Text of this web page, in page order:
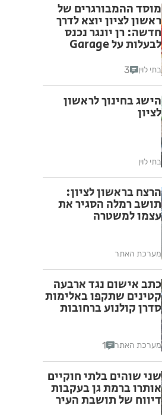
מוסד ההמבורגרים של
ראשון לציון יוצא לדרך
חדשה: רן יונגר נכנס
לבעלות על Garage
בתי לוין 3
הישג בחינוך לראשון
לציון
בתי לוין
הרצח בראשון לציון:
תושב רמלה הסגיר את
עצמו למשטרה
מערכת האתר
כתב אישום נגד ארבעה
קטינים שתקפו באלימות
סדרן קולנוע ברחובות
מערכת האתר 1
שני שוהים בלתי חוקיים
אותרו ברמת גן בעקבות
דיווח של תושבת העיר